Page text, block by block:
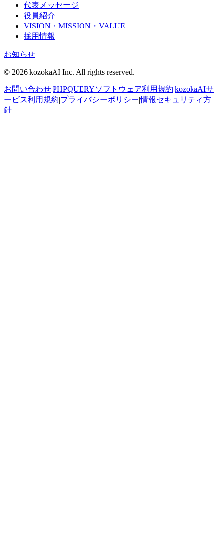
代表メッセージ
役員紹介
VISION・MISSION・VALUE
採用情報
お知らせ
© 2026 kozokaAI Inc. All rights reserved.
お問い合わせ|PHPQUERYソフトウェア利用規約|kozokaAIサ
ービス利用規約|プライバシーポリシー|情報セキュリティ方
針